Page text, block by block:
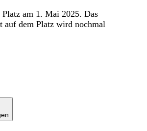
Platz am 1. Mai 2025. Das
auf dem Platz wird nochmal